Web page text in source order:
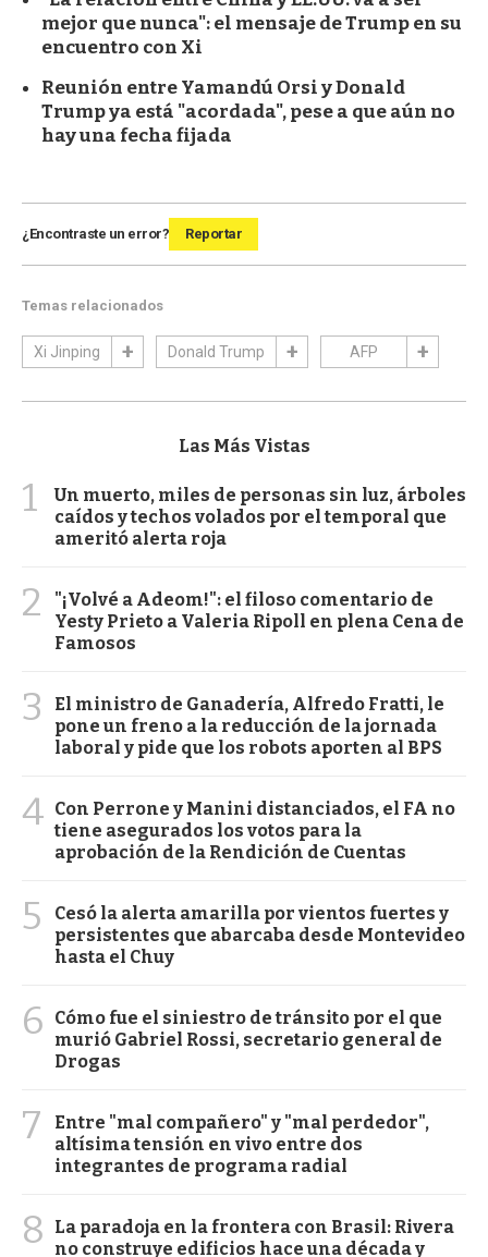
mejor que nunca": el mensaje de Trump en su
encuentro con Xi
Reunión entre Yamandú Orsi y Donald
Trump ya está "acordada", pese a que aún no
hay una fecha fijada
¿Encontraste un error? Reportar
Temas relacionados
Xi Jinping Donald Trump AFP
Las Más Vistas
1
Un muerto, miles de personas sin luz, árboles
caídos y techos volados por el temporal que
ameritó alerta roja
2
"¡Volvé a Adeom!": el filoso comentario de
Yesty Prieto a Valeria Ripoll en plena Cena de
Famosos
3
El ministro de Ganadería, Alfredo Fratti, le
pone un freno a la reducción de la jornada
laboral y pide que los robots aporten al BPS
4 Con Perrone y Manini distanciados, el FA no
tiene asegurados los votos para la
aprobación de la Rendición de Cuentas
5
Cesó la alerta amarilla por vientos fuertes y
persistentes que abarcaba desde Montevideo
hasta el Chuy
6
Cómo fue el siniestro de tránsito por el que
murió Gabriel Rossi, secretario general de
Drogas
7
Entre "mal compañero" y "mal perdedor",
altísima tensión en vivo entre dos
integrantes de programa radial
8
La paradoja en la frontera con Brasil: Rivera
no construye edificios hace una década y